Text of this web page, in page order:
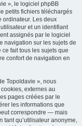
», le logiciel phpBB
petits fichiers téléchargés
ordinateur. Les deux
et un identifiant
assignés par le logiciel
navigation sur les sujets de
fait tous les sujets que
confort de navigation en
Topoldavie », nous
externes au
pages créées par le
les informations que
correspondre — mais
tant qu’utilisateur anonyme,